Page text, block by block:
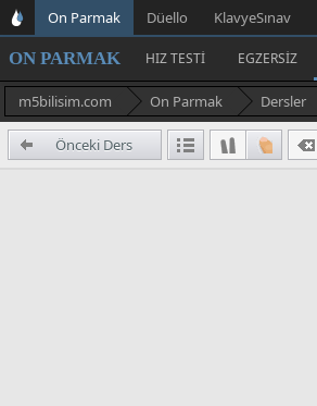
On Parmak Düello KlavyeSınav
ON PARMAK HIZ TESTI EGZERSIZ
m5bilisim.com On Parmak Dersler
Önceki Ders